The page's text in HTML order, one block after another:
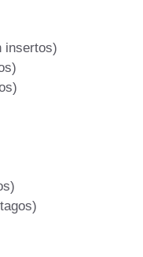
insertos)